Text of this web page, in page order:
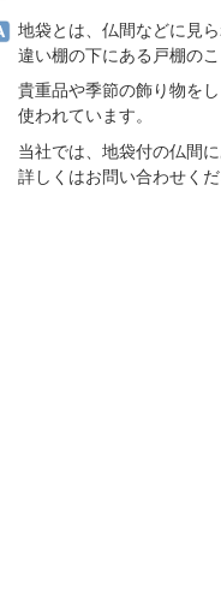
地袋とは、仏間などに見
違い棚の下にある戸棚のこ
貴重品や季節の飾り物を
使われています。
当社では、地袋付の仏間
詳しくはお問い合わせくだ